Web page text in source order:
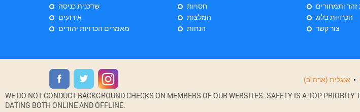
שדכנית כניסה
אירועים
מאמרים הכרויות יהודים
חסויות
המלצות
הנחות
ותמחורים
הכרויות בלוג
צור קשר
אנגלית (ארה"ב)
WE DO NOT CONDUCT BACKGROUND CHECKS ON MEMBERS OF OUR WEBSITES. SAFETY IS A TOP
DATING BOTH ONLINE AND OFFLINE.